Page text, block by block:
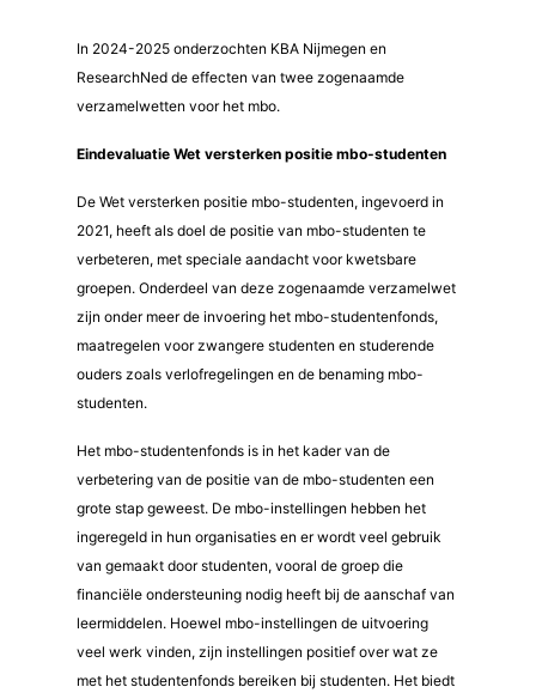
In 2024-2025 onderzochten KBA Nijmegen en
ResearchNed de effecten van twee zogenaamde
verzamelwetten voor het mbo.
Eindevaluatie Wet versterken positie mbo-studenten
De Wet versterken positie mbo-studenten, ingevoerd in
2021, heeft als doel de positie van mbo-studenten te
verbeteren, met speciale aandacht voor kwetsbare
groepen. Onderdeel van deze zogenaamde verzamelwet
zijn onder meer de invoering het mbo-studentenfonds,
maatregelen voor zwangere studenten en studerende
ouders zoals verlofregelingen en de benaming mbo-
studenten.
Het mbo-studentenfonds is in het kader van de
verbetering van de positie van de mbo-studenten een
grote stap geweest. De mbo-instellingen hebben het
ingeregeld in hun organisaties en er wordt veel gebruik
van gemaakt door studenten, vooral de groep die
financiële ondersteuning nodig heeft bij de aanschaf van
leermiddelen. Hoewel mbo-instellingen de uitvoering
veel werk vinden, zijn instellingen positief over wat ze
met het studentenfonds bereiken bij studenten. Het biedt